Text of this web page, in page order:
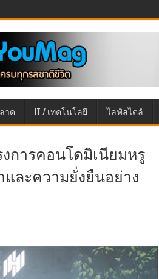
าด IT / เทคโนโลยี ไลฟ์สไตล์
รงการคอนโดมิเนียมหรู
ละความยั่งยืนอย่าง